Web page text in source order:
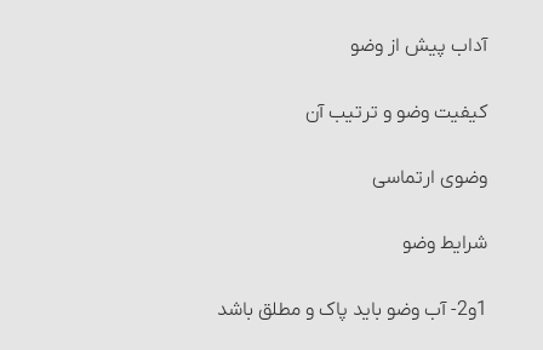
باشد
شرایط فروشنده و خریدار
شرایط کالا و عوَض آن
خرید و فروش موقوفات
معاملات طلا و نقره و فراورده‌های آنها‏
آداب پیش از وضو
کیفیت وضو و ترتیب آن
وضوی ارتماسی
شرایط وضو
1و2- آب وضو باید پاک و مطلق باشد